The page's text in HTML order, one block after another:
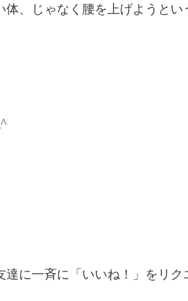
、じゃなく腰を上げようとい
に一斉に「いいね！」をリク